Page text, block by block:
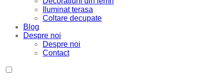
Iluminat terasa
Coltare decupate
Blog
Despre noi
Despre noi
Contact